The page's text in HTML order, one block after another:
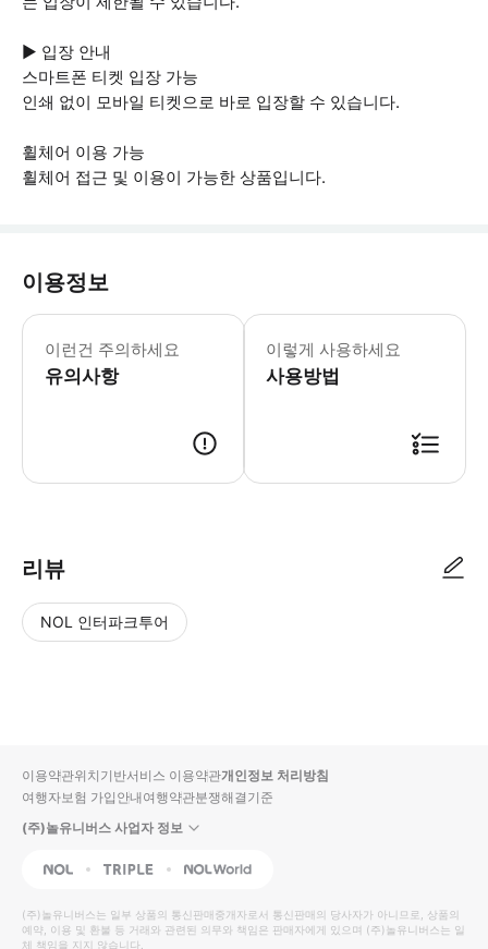
▶ 입장 안내
스마트폰 티켓 입장 가능
인쇄 없이 모바일 티켓으로 바로 입장할 수 있습니다.
휠체어 이용 가능
휠체어 접근 및 이용이 가능한 상품입니다.
이용정보
이런건 주의하세요
유의사항
▶ 꼭 알아두세요 * 표준 쇼는 독일어
이렇게 사용하세요
사용방법
리뷰
NOL 인터파크투어
입니
다.
높
은
동
영
순
상
이용약관위치기반서비스 이용약관개인정보 처리방침
여행자보험 가입안내여행약관분쟁해결기준
(주)놀유니버스 사업자 정보
NOL Triple Interpark Global
(주)놀유니버스는 일부 상품의 통신판매중개자로서 통신판매의 당사자가 아니므로, 상품의
예약, 이용 및 환불 등 거래와 관련된 의무와 책임은 판매자에게 있으며 (주)놀유니버스는 일
체 책임을 지지 않습니다.